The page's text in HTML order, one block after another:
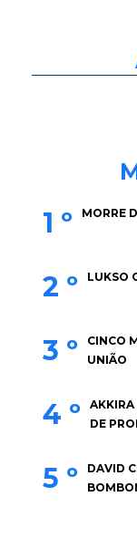
1 º MORRE
2 º LUKSO
3 º
CINCO
UNIÃO
4 º
AKKIRA
DE
5 º
DAVID